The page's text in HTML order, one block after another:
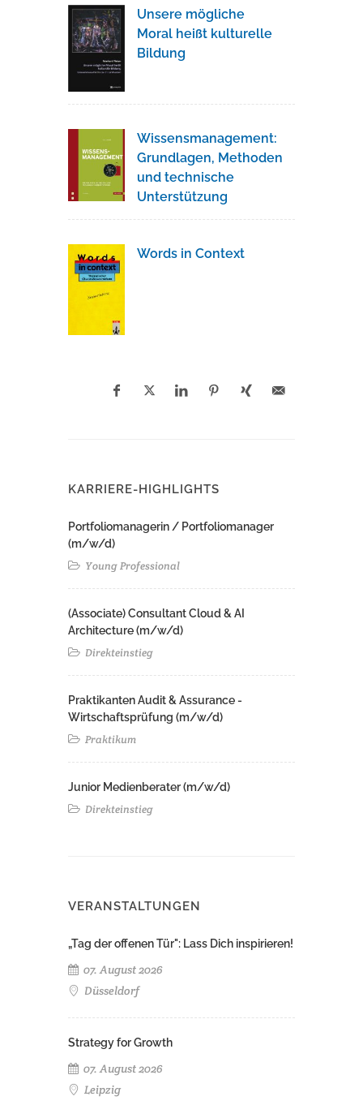
Unsere mögliche
Moral heißt kulturelle
Bildung
Wissensmanagement:
Grundlagen, Methoden
und technische
Unterstützung
Words in Context
KARRIERE-HIGHLIGHTS
Portfoliomanagerin / Portfoliomanager
(m/w/d)
Young Professional
(Associate) Consultant Cloud & AI
Architecture (m/w/d)​ ​
Direkteinstieg
Praktikanten Audit & Assurance -
Wirtschaftsprüfung (m/w/d)
Praktikum
Junior Medienberater (m/w/d)
Direkteinstieg
VERANSTALTUNGEN
„Tag der offenen Tür": Lass Dich inspirieren!
07. August 2026
Düsseldorf
Strategy for Growth
07. August 2026
Leipzig